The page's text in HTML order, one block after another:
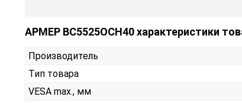
АРМЕР ВС5525ОСН40 характеристики
Производитель
Тип товара
VESA max., мм